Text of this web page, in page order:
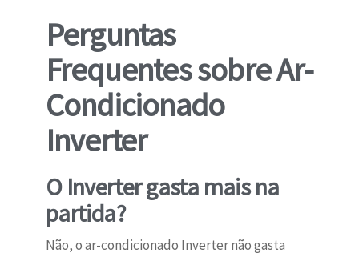
Perguntas
Frequentes sobre Ar-
Condicionado
Inverter
O Inverter gasta mais na
partida?
Não, o ar-condicionado Inverter não gasta